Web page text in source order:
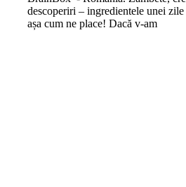
descoperiri – ingredientele unei
așa cum ne place! Dacă v-am